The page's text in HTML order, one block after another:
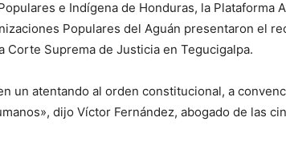
e Indígena de Honduras, la Plataforma
Populares del Aguán presentaron el
Corte Suprema de Justicia en Tegucigalpa.
un atentando al orden constitucional, a
dijo Víctor Fernández, abogado de las